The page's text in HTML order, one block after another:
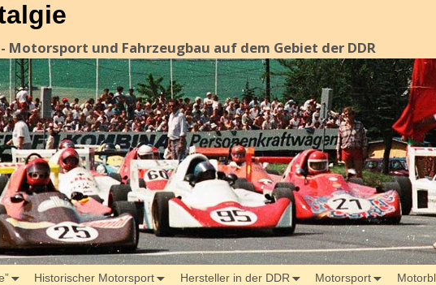
Motorsport und Fahrzeugbau auf dem Gebiet der DDR
Historischer Motorsport Hersteller in der DDR Motorsport